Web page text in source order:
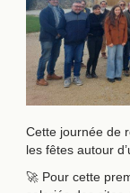
Cette journée de
les fêtes autour
🚀 Pour cette